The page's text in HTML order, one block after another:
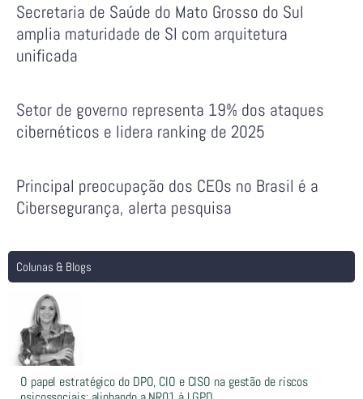
Secretaria de Saúde do Mato Grosso do Sul
amplia maturidade de SI com arquitetura
unificada
Setor de governo representa 19% dos ataques
cibernéticos e lidera ranking de 2025
Principal preocupação dos CEOs no Brasil é a
Cibersegurança, alerta pesquisa
Colunas & Blogs
O papel estratégico do DPO, CIO e CISO na gestão de riscos